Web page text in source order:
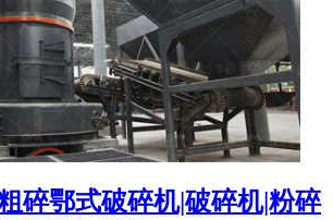
碎鄂式破碎机|破碎机|粉碎